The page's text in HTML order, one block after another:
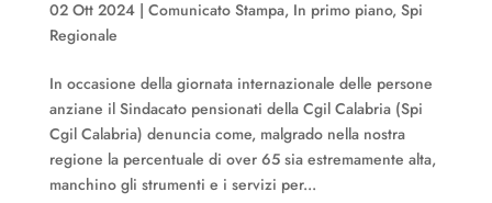
02 Ott 2024| Comunicato Stampa, In primo piano, Spi
Regionale
In occasione della giornata internazionale delle persone
anziane il Sindacato pensionati della Cgil Calabria (Spi
Cgil Calabria) denuncia come, malgrado nella nostra
regione la percentuale di over 65 sia estremamente alta,
manchino gli strumenti e i servizi per...